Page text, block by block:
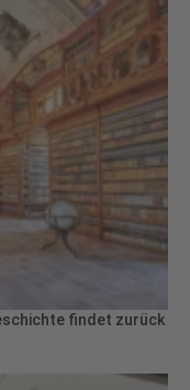
findet zurück